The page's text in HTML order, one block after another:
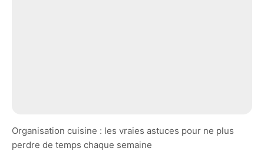
Organisation cuisine : les vraies astuces pour ne plus
perdre de temps chaque semaine